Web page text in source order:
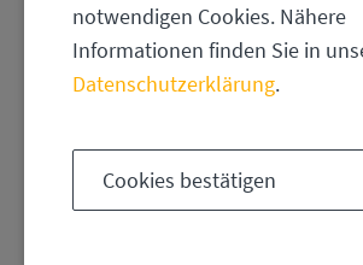
notwendigen Cookies. Nähere
Informationen finden Sie in
Datenschutzerklärung.
Cookies bestätigen